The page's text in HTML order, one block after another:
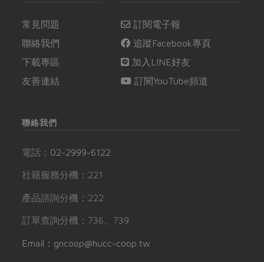
常見問題
聯絡我們
下載專區
友善連結
訂閱電子報
追蹤Facebook專頁
加入LINE好友
訂閱YouTube頻道
聯絡我們
電話： 02-2999-6122
社籍服務分機：221
產品諮詢分機：222
訂單查詢分機：736、739
Email：gncoop@hucc-coop.tw